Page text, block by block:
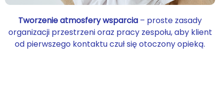
Tworzenie atmosfery wsparcia – proste zasady
organizacji przestrzeni oraz pracy zespołu, aby klient
od pierwszego kontaktu czuł się otoczony opieką.